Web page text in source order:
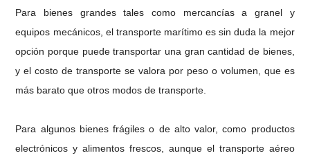
Para bienes grandes tales como mercancías a granel y
equipos mecánicos, el transporte marítimo es sin duda la mejor
opción porque puede transportar una gran cantidad de bienes,
y el costo de transporte se valora por peso o volumen, que es
más barato que otros modos de transporte.
Para algunos bienes frágiles o de alto valor, como productos
electrónicos y alimentos frescos, aunque el transporte aéreo